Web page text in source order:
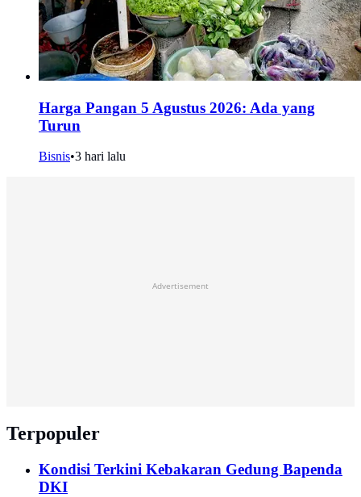
Harga Pangan 5 Agustus 2026: Ada yang
Turun
Bisnis•3 hari lalu
Advertisement
Terpopuler
Kondisi Terkini Kebakaran Gedung Bapenda
DKI